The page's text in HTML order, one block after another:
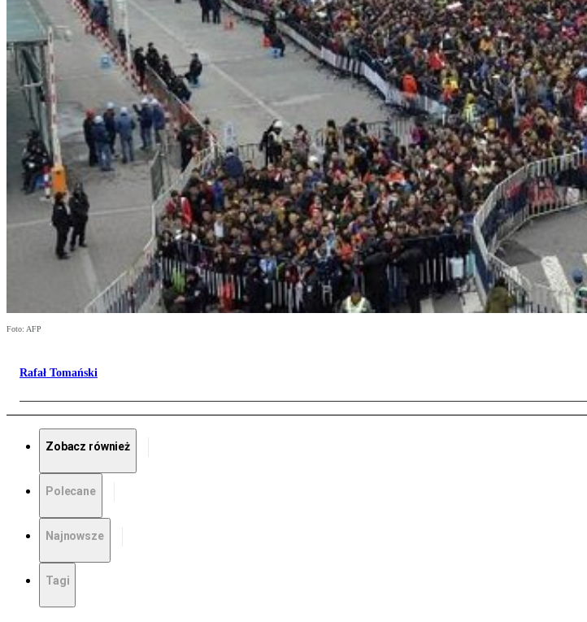
Foto: AFP
Rafał Tomański
Zobacz również
Polecane
Najnowsze
Tagi